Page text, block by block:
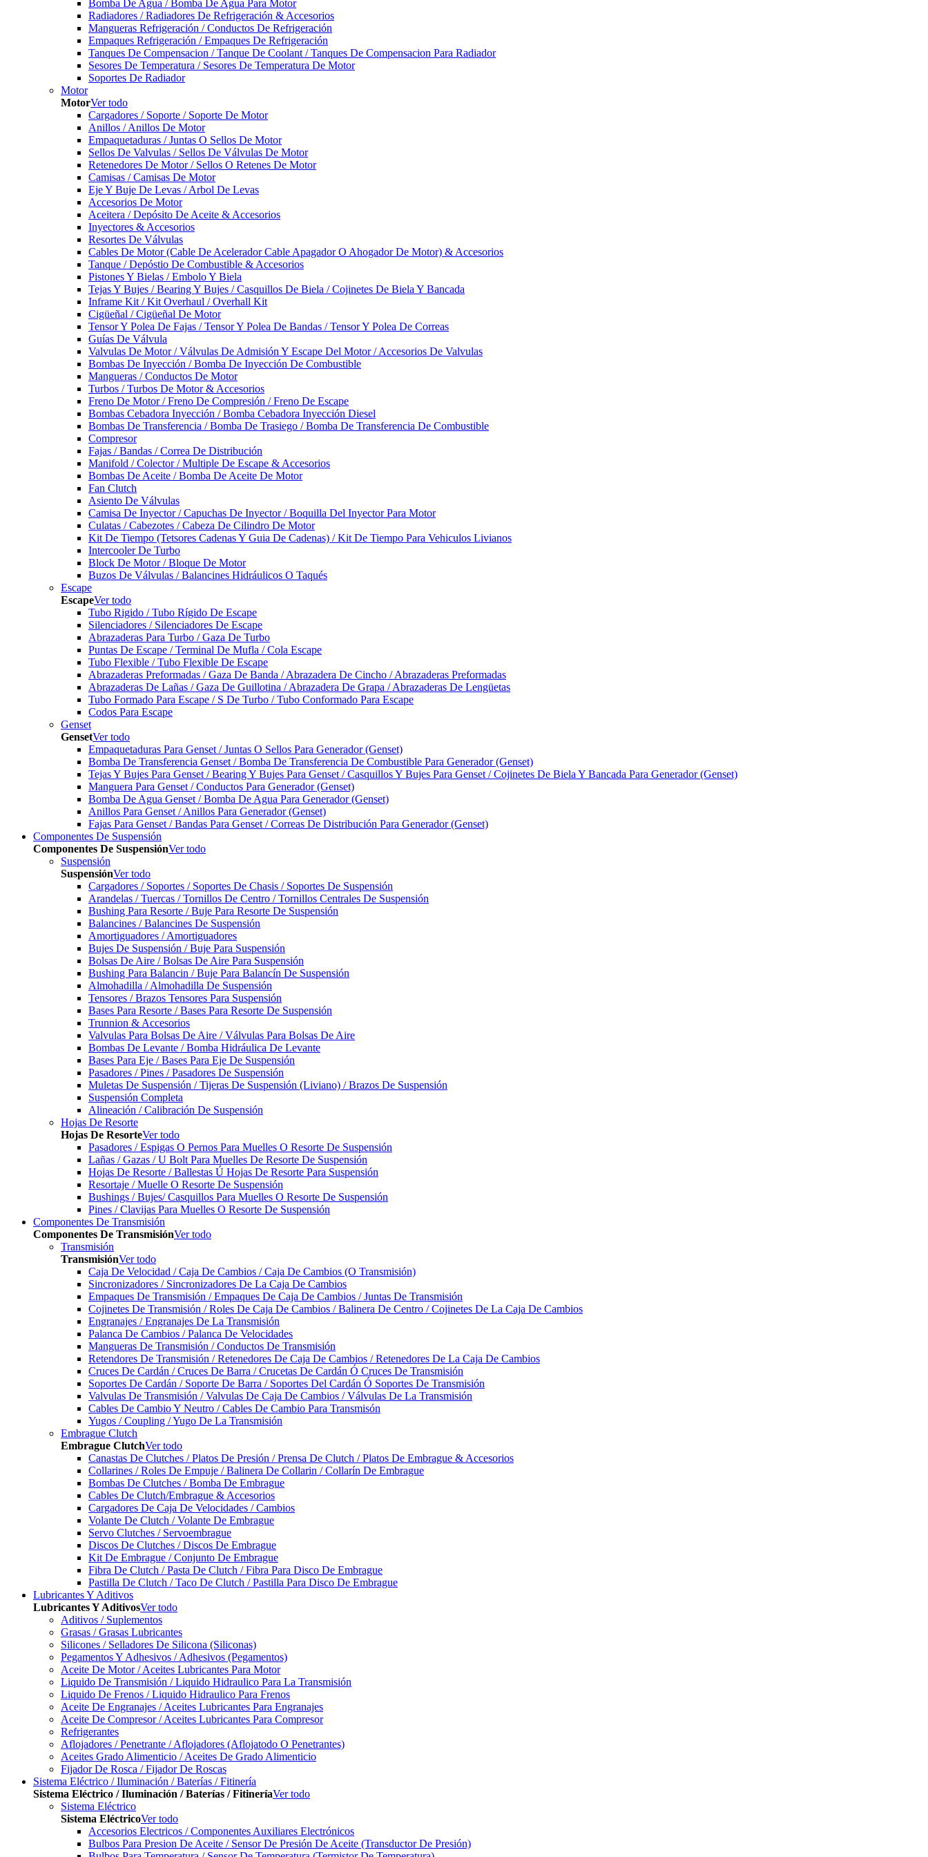
Bomba De Agua / Bomba De Agua Para Motor
Radiadores / Radiadores De Refrigeración & Accesorios
Mangueras Refrigeración / Conductos De Refrigeración
Empaques Refrigeración / Empaques De Refrigeración
Tanques De Compensacion / Tanque De Coolant / Tanques De Compensacion Para Radiador
Sesores De Temperatura / Sesores De Temperatura De Motor
Soportes De Radiador
Motor
MotorVer todo
Cargadores / Soporte / Soporte De Motor
Anillos / Anillos De Motor
Empaquetaduras / Juntas O Sellos De Motor
Sellos De Valvulas / Sellos De Válvulas De Motor
Retenedores De Motor / Sellos O Retenes De Motor
Camisas / Camisas De Motor
Eje Y Buje De Levas / Arbol De Levas
Accesorios De Motor
Aceitera / Depósito De Aceite & Accesorios
Inyectores & Accesorios
Resortes De Válvulas
Cables De Motor (Cable De Acelerador Cable Apagador O Ahogador De Motor) & Accesorios
Tanque / Depóstio De Combustible & Accesorios
Pistones Y Bielas / Embolo Y Biela
Tejas Y Bujes / Bearing Y Bujes / Casquillos De Biela / Cojinetes De Biela Y Bancada
Inframe Kit / Kit Overhaul / Overhall Kit
Cigüeñal / Cigüeñal De Motor
Tensor Y Polea De Fajas / Tensor Y Polea De Bandas / Tensor Y Polea De Correas
Guías De Válvula
Valvulas De Motor / Válvulas De Admisión Y Escape Del Motor / Accesorios De Valvulas
Bombas De Inyección / Bomba De Inyección De Combustible
Mangueras / Conductos De Motor
Turbos / Turbos De Motor & Accesorios
Freno De Motor / Freno De Compresión / Freno De Escape
Bombas Cebadora Inyección / Bomba Cebadora Inyección Diesel
Bombas De Transferencia / Bomba De Trasiego / Bomba De Transferencia De Combustible
Compresor
Fajas / Bandas / Correa De Distribución
Manifold / Colector / Multiple De Escape & Accesorios
Bombas De Aceite / Bomba De Aceite De Motor
Fan Clutch
Asiento De Válvulas
Camisa De Inyector / Capuchas De Inyector / Boquilla Del Inyector Para Motor
Culatas / Cabezotes / Cabeza De Cilindro De Motor
Kit De Tiempo (Tetsores Cadenas Y Guia De Cadenas) / Kit De Tiempo Para Vehiculos Livianos
Intercooler De Turbo
Block De Motor / Bloque De Motor
Buzos De Válvulas / Balancines Hidráulicos O Taqués
Escape
EscapeVer todo
Tubo Rigido / Tubo Rígido De Escape
Silenciadores / Silenciadores De Escape
Abrazaderas Para Turbo / Gaza De Turbo
Puntas De Escape / Terminal De Mufla / Cola Escape
Tubo Flexible / Tubo Flexible De Escape
Abrazaderas Preformadas / Gaza De Banda / Abrazadera De Cincho / Abrazaderas Preformadas
Abrazaderas De Lañas / Gaza De Guillotina / Abrazadera De Grapa / Abrazaderas De Lengüetas
Tubo Formado Para Escape / S De Turbo / Tubo Conformado Para Escape
Codos Para Escape
Genset
GensetVer todo
Empaquetaduras Para Genset / Juntas O Sellos Para Generador (Genset)
Bomba De Transferencia Genset / Bomba De Transferencia De Combustible Para Generador (Genset)
Tejas Y Bujes Para Genset / Bearing Y Bujes Para Genset / Casquillos Y Bujes Para Genset / Cojinetes De Biela Y Bancada Para Generador (Genset)
Manguera Para Genset / Conductos Para Generador (Genset)
Bomba De Agua Genset / Bomba De Agua Para Generador (Genset)
Anillos Para Genset / Anillos Para Generador (Genset)
Fajas Para Genset / Bandas Para Genset / Correas De Distribución Para Generador (Genset)
Componentes De Suspensión
Componentes De SuspensiónVer todo
Suspensión
SuspensiónVer todo
Cargadores / Soportes / Soportes De Chasis / Soportes De Suspensión
Arandelas / Tuercas / Tornillos De Centro / Tornillos Centrales De Suspensión
Bushing Para Resorte / Buje Para Resorte De Suspensión
Balancines / Balancines De Suspensión
Amortiguadores / Amortiguadores
Bujes De Suspensión / Buje Para Suspensión
Bolsas De Aire / Bolsas De Aire Para Suspensión
Bushing Para Balancin / Buje Para Balancín De Suspensión
Almohadilla / Almohadilla De Suspensión
Tensores / Brazos Tensores Para Suspensión
Bases Para Resorte / Bases Para Resorte De Suspensión
Trunnion & Accesorios
Valvulas Para Bolsas De Aire / Válvulas Para Bolsas De Aire
Bombas De Levante / Bomba Hidráulica De Levante
Bases Para Eje / Bases Para Eje De Suspensión
Pasadores / Pines / Pasadores De Suspensión
Muletas De Suspensión / Tijeras De Suspensión (Liviano) / Brazos De Suspensión
Suspensión Completa
Alineación / Calibración De Suspensión
Hojas De Resorte
Hojas De ResorteVer todo
Pasadores / Espigas O Pernos Para Muelles O Resorte De Suspensión
Lañas / Gazas / U Bolt Para Muelles De Resorte De Suspensión
Hojas De Resorte / Ballestas Ú Hojas De Resorte Para Suspensión
Resortaje / Muelle O Resorte De Suspensión
Bushings / Bujes/ Casquillos Para Muelles O Resorte De Suspensión
Pines / Clavijas Para Muelles O Resorte De Suspensión
Componentes De Transmisión
Componentes De TransmisiónVer todo
Transmisión
TransmisiónVer todo
Caja De Velocidad / Caja De Cambios / Caja De Cambios (O Transmisión)
Sincronizadores / Sincronizadores De La Caja De Cambios
Empaques De Transmisión / Empaques De Caja De Cambios / Juntas De Transmisión
Cojinetes De Transmisión / Roles De Caja De Cambios / Balinera De Centro / Cojinetes De La Caja De Cambios
Engranajes / Engranajes De La Transmisión
Palanca De Cambios / Palanca De Velocidades
Mangueras De Transmisión / Conductos De Transmisión
Retendores De Transmisión / Retenedores De Caja De Cambios / Retenedores De La Caja De Cambios
Cruces De Cardán / Cruces De Barra / Crucetas De Cardán Ó Cruces De Transmisión
Soportes De Cardán / Soporte De Barra / Soportes Del Cardán Ó Soportes De Transmisión
Valvulas De Transmisión / Valvulas De Caja De Cambios / Válvulas De La Transmisión
Cables De Cambio Y Neutro / Cables De Cambio Para Transmisón
Yugos / Coupling / Yugo De La Transmisión
Embrague Clutch
Embrague ClutchVer todo
Canastas De Clutches / Platos De Presión / Prensa De Clutch / Platos De Embrague & Accesorios
Collarines / Roles De Empuje / Balinera De Collarin / Collarín De Embrague
Bombas De Clutches / Bomba De Embrague
Cables De Clutch/Embrague & Accesorios
Cargadores De Caja De Velocidades / Cambios
Volante De Clutch / Volante De Embrague
Servo Clutches / Servoembrague
Discos De Clutches / Discos De Embrague
Kit De Embrague / Conjunto De Embrague
Fibra De Clutch / Pasta De Clutch / Fibra Para Disco De Embrague
Pastilla De Clutch / Taco De Clutch / Pastilla Para Disco De Embrague
Lubricantes Y Aditivos
Lubricantes Y AditivosVer todo
Aditivos / Suplementos
Grasas / Grasas Lubricantes
Silicones / Selladores De Silicona (Siliconas)
Pegamentos Y Adhesivos / Adhesivos (Pegamentos)
Aceite De Motor / Aceites Lubricantes Para Motor
Liquido De Transmisión / Liquido Hidraulico Para La Transmisión
Liquido De Frenos / Liquido Hidraulico Para Frenos
Aceite De Engranajes / Aceites Lubricantes Para Engranajes
Aceite De Compresor / Aceites Lubricantes Para Compresor
Refrigerantes
Aflojadores / Penetrante / Aflojadores (Aflojatodo O Penetrantes)
Aceites Grado Alimenticio / Aceites De Grado Alimenticio
Fijador De Rosca / Fijador De Roscas
Sistema Eléctrico / Iluminación / Baterías / Fitinería
Sistema Eléctrico / Iluminación / Baterías / FitineríaVer todo
Sistema Eléctrico
Sistema EléctricoVer todo
Accesorios Electricos / Componentes Auxiliares Electrónicos
Bulbos Para Presion De Aceite / Sensor De Presión De Aceite (Transductor De Presión)